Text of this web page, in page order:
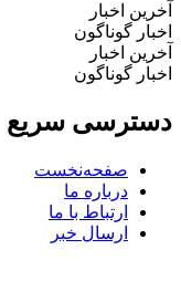
اخبار
گوناگون
اخبار
گوناگون
سریع
صفحه‌نخست
درباره ما
ارتباط با ما
ارسال خبر